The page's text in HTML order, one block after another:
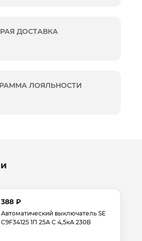
ДОСТАВКА
ЛОЯЛЬНОСТИ
388 ₽
Автоматический выключатель SE
C9F34125 1П 25А С 4,5кА 230В